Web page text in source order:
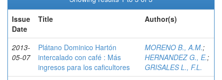
Issue
Date
Title Author(s)
2013-
05-07
Plátano Dominico Hartón
intercalado con café : Más
ingresos para los caficultores
MORENO B., A.M.;
HERNANDEZ G., E.;
GRISALES L., F.L.